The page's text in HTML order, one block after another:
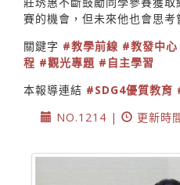
賽的機會，但未來他也會思考
關鍵字 #教學前線 #教發中心
程 #觀光專題 #自主學習
本報導連結 #SDG4優質教育
NO.1214 |
更新時